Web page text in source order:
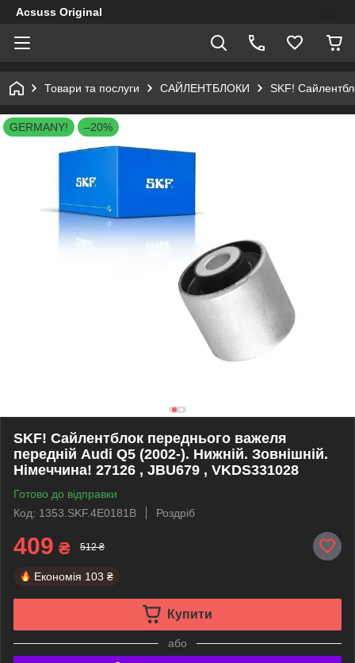
Acsuss Original
Товари та послуги САЙЛЕНТБЛОКИ SKF!
GERMANY! –20%
SKF! Сайлентблок переднього важеля
передній Audi Q5 (2002-). Нижній. Зовнішній.
Німеччина! 27126 , JBU679 , VKDS331028
Готово до відправки
Код: 1353.SKF.4E0181B
Роздріб
409 ₴ 512 ₴
Економія 103 ₴
Купити
або